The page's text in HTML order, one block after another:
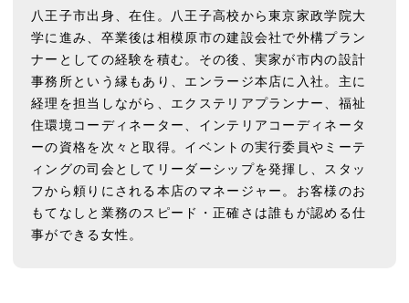
八王子市出身、在住。八王子高校から東京家政学院大
学に進み、卒業後は相模原市の建設会社で外構プラン
ナーとしての経験を積む。その後、実家が市内の設計
事務所という縁もあり、エンラージ本店に入社。主に
経理を担当しながら、エクステリアプランナー、福祉
住環境コーディネーター、インテリアコーディネータ
ーの資格を次々と取得。イベントの実行委員やミーテ
ィングの司会としてリーダーシップを発揮し、スタッ
フから頼りにされる本店のマネージャー。お客様のお
もてなしと業務のスピード・正確さは誰もが認める仕
事ができる女性。